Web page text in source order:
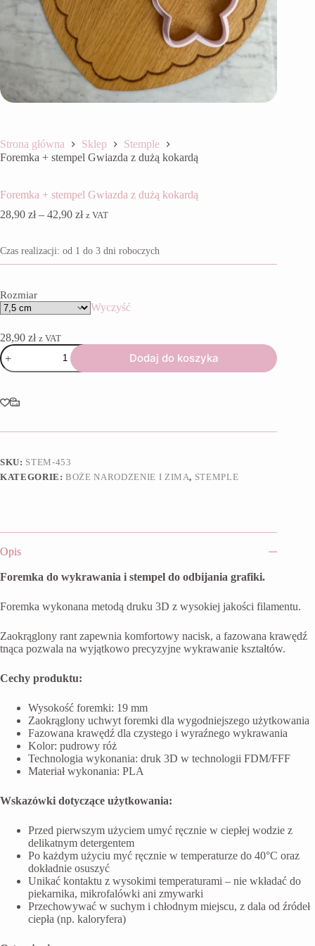
Strona główna Sklep
Stemple
Foremka + stempel Gwiazda z dużą kokardą
Foremka + stempel Gwiazda z dużą kokardą
28,90 zł – 42,90 złZakres
28,90 zł
do
z VAT
Czas realizacji: od 1 do 3 dni roboczych
Rozmiar
Wyczyść
28,90 zł z VAT
ilość
Foremka
Gwiazda
z
kokardą
Dodaj do koszyka
SKU: STEM-453
KATEGORIE:BOŻE NARODZENIE I ZIMA, STEMPLE
Opis
Foremka do wykrawania i stempel do odbijania grafiki.
Foremka wykonana metodą druku 3D z wysokiej jakości filamentu.
Zaokrąglony rant zapewnia komfortowy nacisk, a fazowana krawędź
tnąca pozwala na wyjątkowo precyzyjne wykrawanie kształtów.
Cechy produktu:
Wysokość foremki: 19 mm
Zaokrąglony uchwyt foremki dla wygodniejszego użytkowania
Fazowana krawędź dla czystego i wyraźnego wykrawania
Kolor: pudrowy róż
Technologia wykonania: druk 3D w technologii FDM/FFF
Materiał wykonania: PLA
Wskazówki dotyczące użytkowania:
Przed pierwszym użyciem umyć ręcznie w ciepłej wodzie z
delikatnym detergentem
Po każdym użyciu myć ręcznie w temperaturze do 40°C oraz
dokładnie osuszyć
Unikać kontaktu z wysokimi temperaturami – nie wkładać do
piekarnika, mikrofalówki ani zmywarki
Przechowywać w suchym i chłodnym miejscu, z dala od źródeł
ciepła (np. kaloryfera)